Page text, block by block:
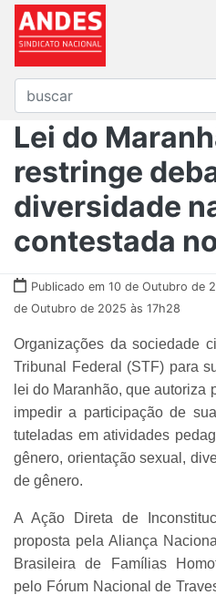
Lei do
restringe
diversidade
contestada
Publicado em 10 de Outubro de
de Outubro de 2025 às 17h28
Organizações da sociedade
Tribunal Federal (STF) para
lei do Maranhão, que autoriza
impedir a participação de
tuteladas em atividades
gênero, orientação sexual,
de gênero.
A Ação Direta de
proposta pela Aliança
Brasileira de Famílias
pelo Fórum Nacional de